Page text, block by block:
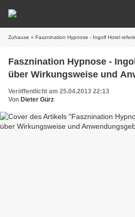
Zuhause » Fasznination Hypnose - Ingolf Hotel referierte
Fasznination Hypnose -
über Wirkungsweise und
Veröffentlicht am 25.04.2013 22:13
Von Dieter Gürz